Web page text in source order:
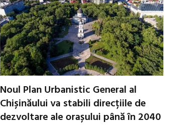
Noul Plan Urbanistic General al
Chișinăului va stabili direcțiile de
dezvoltare ale orașului până în 2040